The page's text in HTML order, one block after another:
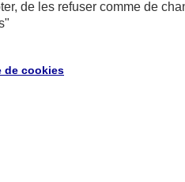
du BTP sont endommagés. Parce
à l’exercice de votre profession,
de les refuser comme de
"
de cookies